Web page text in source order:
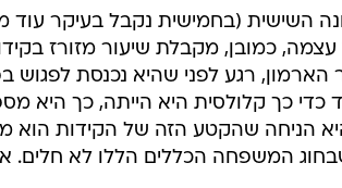
השישית (בחמישית נקבל בעיקר עוד
כמובן, מקבלת שיעור מזורז
הארמון, רגע לפני שהיא נכנסת
כך קלולסית היא הייתה, כך היא
הניחה שהקטע הזה של הקידות הוא
המשפחה הכללים הללו לא חלים.